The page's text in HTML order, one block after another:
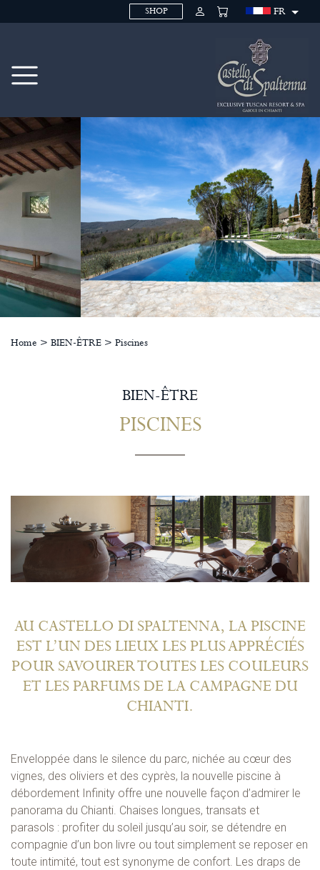
SHOP FR
Home > BIEN-ÊTRE > Piscines
BIEN-ÊTRE
PISCINES
AU CASTELLO DI SPALTENNA, LA PISCINE
EST L’UN DES LIEUX LES PLUS APPRÉCIÉS
POUR SAVOURER TOUTES LES COULEURS
ET LES PARFUMS DE LA CAMPAGNE DU
CHIANTI.
Enveloppée dans le silence du parc, nichée au cœur des
vignes, des oliviers et des cyprès, la nouvelle piscine à
débordement Infinity offre une nouvelle façon d’admirer le
panorama du Chianti. Chaises longues, transats et
parasols : profiter du soleil jusqu’au soir, se détendre en
compagnie d’un bon livre ou tout simplement se reposer en
toute intimité, tout est synonyme de confort. Les draps de